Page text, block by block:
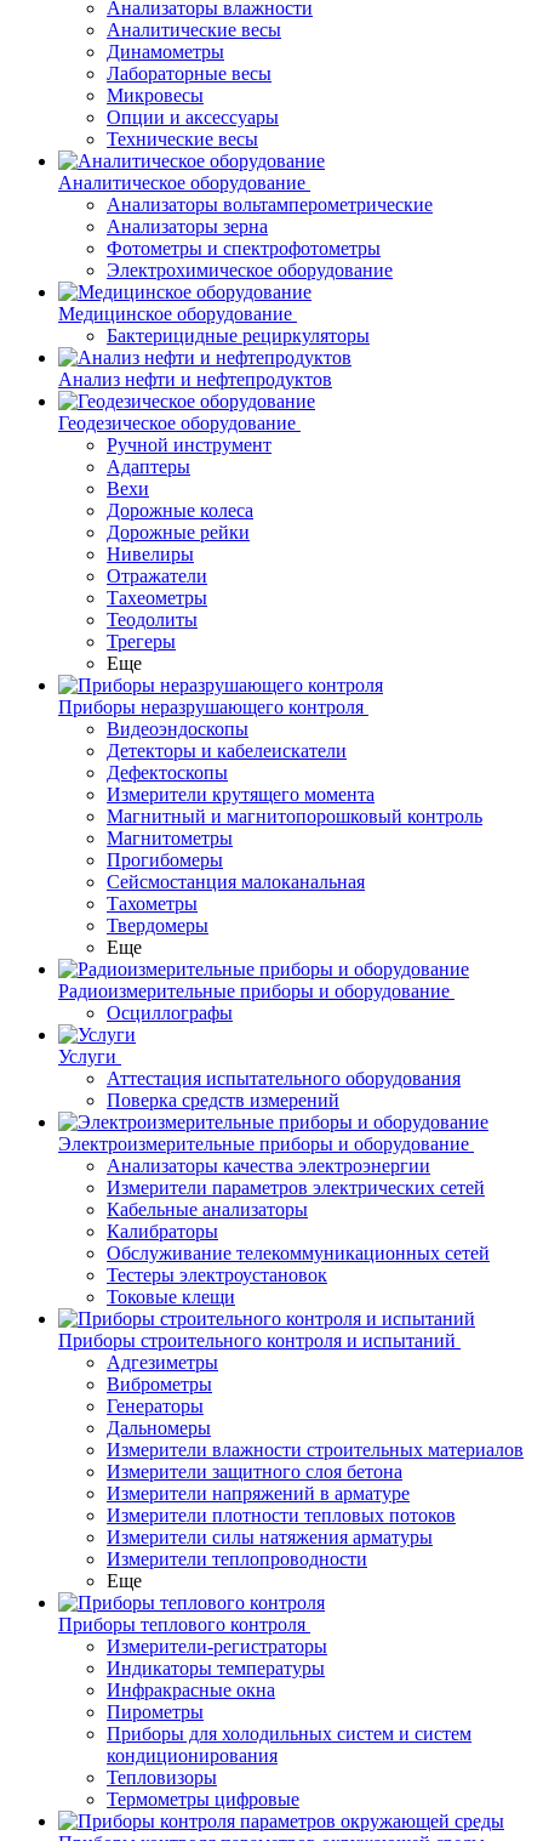
Анализаторы влажности
Аналитические весы
Динамометры
Лабораторные весы
Микровесы
Опции и аксессуары
Технические весы
Аналитическое оборудование
Анализаторы вольтамперометрические
Анализаторы зерна
Фотометры и спектрофотометры
Электрохимическое оборудование
Медицинское оборудование
Бактерицидные рециркуляторы
Анализ нефти и нефтепродуктов
Геодезическое оборудование
Ручной инструмент
Адаптеры
Вехи
Дорожные колеса
Дорожные рейки
Нивелиры
Отражатели
Тахеометры
Теодолиты
Трегеры
Еще
Приборы неразрушающего контроля
Видеоэндоскопы
Детекторы и кабелеискатели
Дефектоскопы
Измерители крутящего момента
Магнитный и магнитопорошковый контроль
Магнитометры
Прогибомеры
Сейсмостанция малоканальная
Тахометры
Твердомеры
Еще
Радиоизмерительные приборы и оборудование
Осциллографы
Услуги
Аттестация испытательного оборудования
Поверка средств измерений
Электроизмерительные приборы и оборудование
Анализаторы качества электроэнергии
Измерители параметров электрических сетей
Кабельные анализаторы
Калибраторы
Обслуживание телекоммуникационных сетей
Тестеры электроустановок
Токовые клещи
Приборы строительного контроля и испытаний
Адгезиметры
Виброметры
Генераторы
Дальномеры
Измерители влажности строительных материалов
Измерители защитного слоя бетона
Измерители напряжений в арматуре
Измерители плотности тепловых потоков
Измерители силы натяжения арматуры
Измерители теплопроводности
Еще
Приборы теплового контроля
Измерители-регистраторы
Индикаторы температуры
Инфракрасные окна
Пирометры
Приборы для холодильных систем и систем
кондиционирования
Тепловизоры
Термометры цифровые